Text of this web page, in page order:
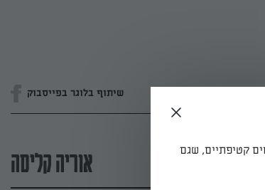
שיתוף בלוגר בפייסבוק
אוריה קליסה
קטיפתיים, שגם